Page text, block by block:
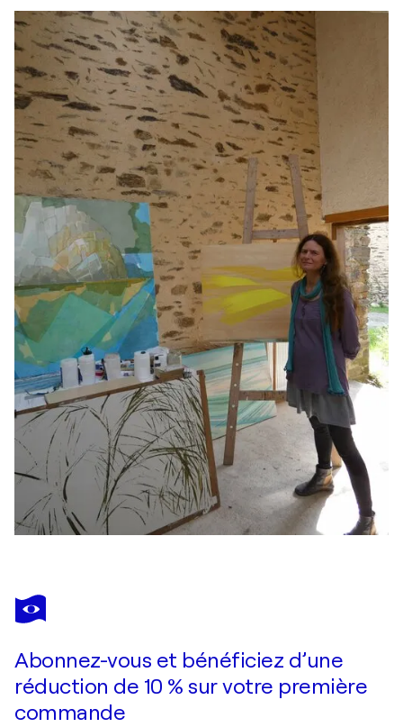
Abonnez-vous et bénéficiez d’une
réduction de 10 % sur votre première
commande